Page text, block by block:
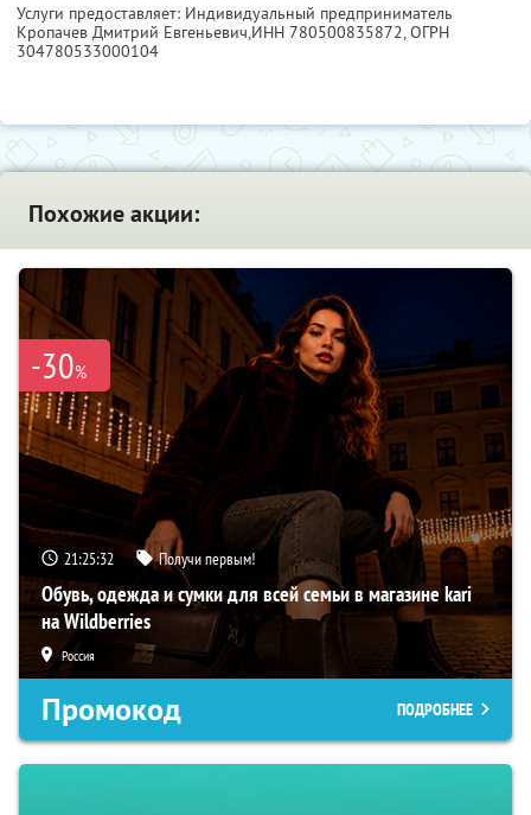
Услуги предоставляет: Индивидуальный предприниматель
Кропачев Дмитрий Евгеньевич, ИНН 780500835872 , ОГРН
304780533000104
Похожие акции:
-30%
21:25:30 Получи первым!
Обувь, одежда и сумки для всей семьи в магазине kari
на Wildberries
Россия
Промокод ПОДРОБНЕЕ